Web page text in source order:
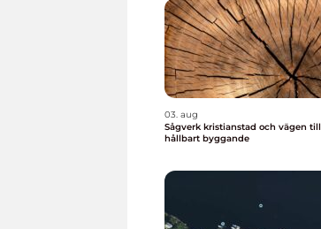
03. aug
Sågverk kristianstad och vägen till
hållbart byggande